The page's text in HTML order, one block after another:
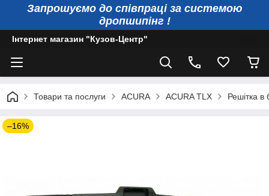
Запрошуємо до співпраці за системою
дропшипінг !
Інтернет магазин "Кузов-Центр"
Товари та послуги ACURA ACURA TLX Решітка
–16%